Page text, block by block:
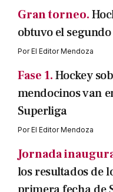
Gran torneo.
obtuvo el
PorEl Editor Mendoza
Fase 1.Hockey
mendocinos van
Superliga
PorEl Editor Mendoza
Jornada
los resultados de